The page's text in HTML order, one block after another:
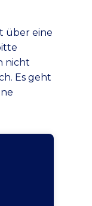
über eine
nicht
Es geht